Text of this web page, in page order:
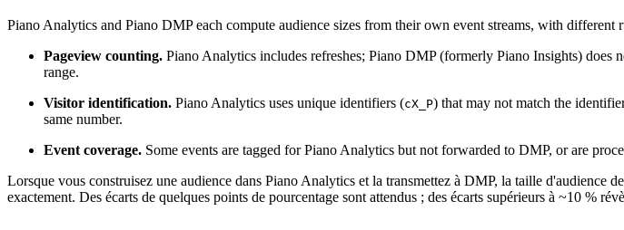
Piano Analytics and Piano DMP each compute audience sizes from their own event streams, with different
Pageview counting. Piano Analytics includes refreshes; Piano DMP (formerly Piano Insights)
range.
Visitor identification. Piano Analytics uses unique identifiers (cX_P) that may not match the
same number.
Event coverage. Some events are tagged for Piano Analytics but not forwarded to DMP, or are
Lorsque vous construisez une audience dans Piano Analytics et la transmettez à DMP, la taille d'audience
exactement. Des écarts de quelques points de pourcentage sont attendus ; des écarts supérieurs à ~10 %